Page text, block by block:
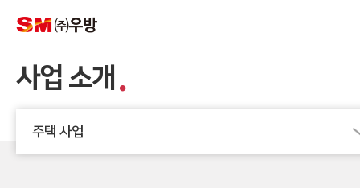
사업 소개
주택 사업